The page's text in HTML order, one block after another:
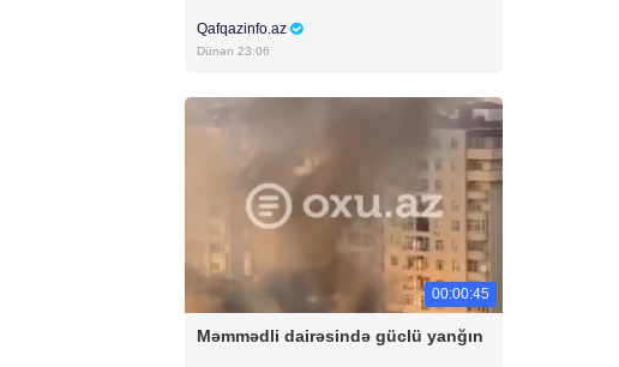
Qafqazinfo.az
Dünən 23:06
00:00:45
Məmmədli dairəsində güclü yanğın